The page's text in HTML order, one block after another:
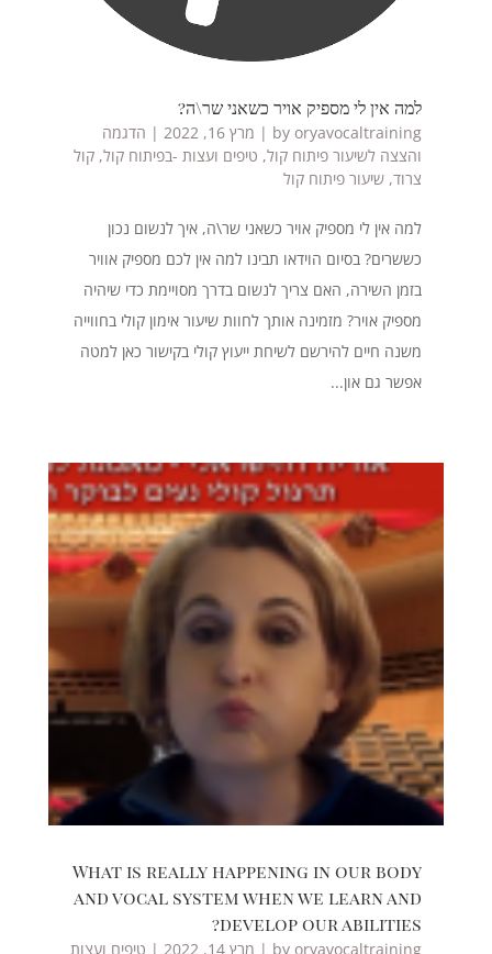
למה אין לי מספיק אויר כשאני שר\ה?
by oryavocaltraining
| מרץ 16, 2022 | הדגמה
והצצה לשיעור פיתוח קול, טיפים ועצות -בפיתוח קול, קול
צרוד, שיעור פיתוח קול
למה אין לי מספיק אויר כשאני שר\ה, איך לנשום נכון
כששרים? בסיום הוידאו תבינו למה אין לכם מספיק אוויר
בזמן השירה, האם צריך לנשום בדרך מסויימת כדי שיהיה
מספיק אויר? מזמינה אותך לחוות שיעור אימון קולי בחווייה
משנה חיים להירשם לשיחת ייעוץ קולי בקישור כאן למטה
אפשר גם און...
What is really happening in our body
and vocal system when we learn and
develop our abilities?
by oryavocaltraining
| מרץ 14, 2022 | טיפים ועצות